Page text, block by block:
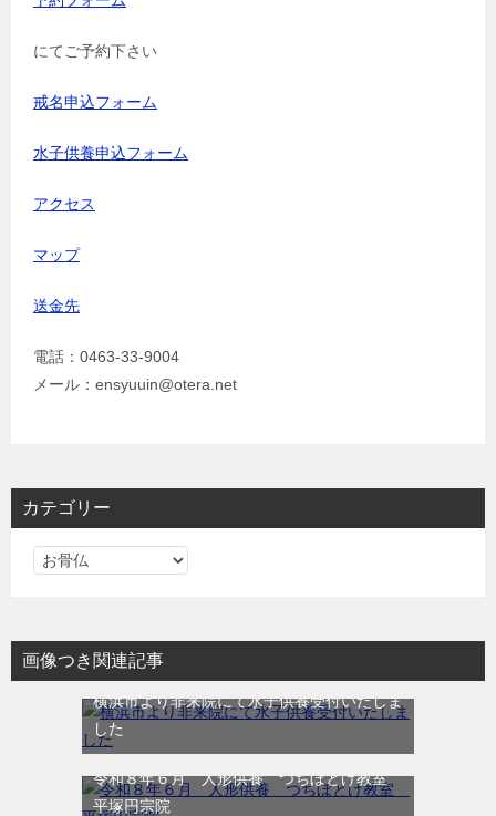
にてご予約下さい
戒名申込フォーム
水子供養申込フォーム
アクセス
マップ
送金先
電話：0463-33-9004
メール：ensyuuin@otera.net
カテゴリー
カ
リ
ー
画像つき関連記事
横浜市より非来院にて水子供養受付いたしま
した
令和８年６月 人形供養 つちぼとけ教室
平塚円宗院